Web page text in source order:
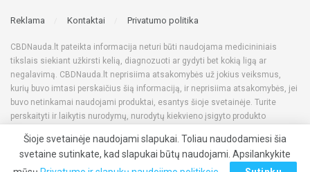
Reklama Kontaktai Privatumo politika
CBDNauda.lt pateikta informacija neturi būti naudojama medicininiais
tikslais siekiant užkirsti kelią, diagnozuoti ar gydyti bet kokią ligą ar
negalavimą. CBDNauda.lt neprisiima atsakomybės už jokius veiksmus,
kurių buvo imtasi perskaičius šią informaciją, ir neprisiima atsakomybės, jei
buvo netinkamai naudojami produktai, esantys šioje svetainėje. Turite
perskaityti ir laikytis nurodymų, nurodytų kiekvieno įsigyto produkto
svetainėje, visada pasitarkite su gydytoju, taip pat įsitikinkite jų teisėtumu
savo šalyje. Visos teisės saugomos © 2022 CBDNauda.lt
Šioje svetainėje naudojami slapukai. Toliau naudodamiesi šia
svetaine sutinkate, kad slapukai būtų naudojami. Apsilankykite